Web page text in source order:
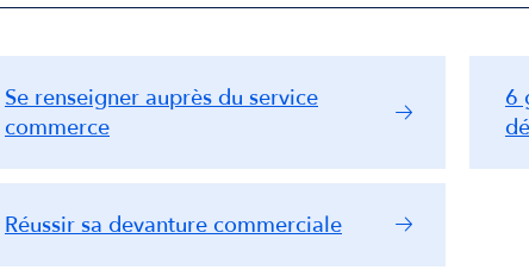
Se renseigner auprès du service
commerce
6
Réussir sa devanture commerciale